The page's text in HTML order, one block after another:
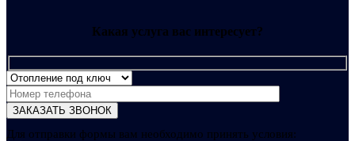
Какая услуга вас интересует?
Для отправки формы вам необходимо принять условия: